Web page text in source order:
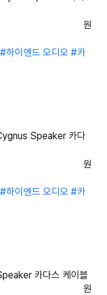
원
#하이엔드 오디오 #카
Speaker 카다
원
#하이엔드 오디오 #카
카다스 케이블
원